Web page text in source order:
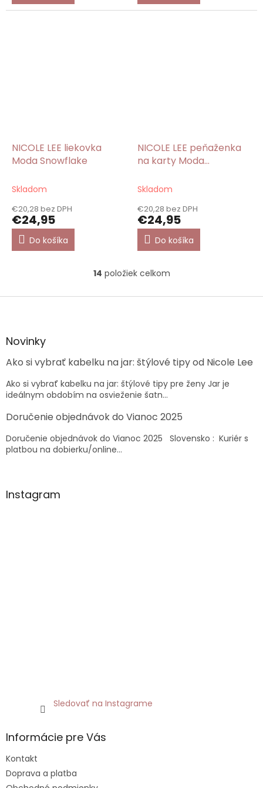
NICOLE LEE liekovka
Moda Snowflake
Skladom
€20,28 bez DPH
€24,95
Do košíka
NICOLE LEE peňaženka
na karty Moda
Skladom
€20,28 bez DPH
€24,95
Do košíka
O
l
e
p
r
v
k
y
v
ý
14 položiek celkom
Z
äNovinky
Ako si vybrať kabelku na jar: štýlové tipy od Nicole Lee
Ako si vybrať kabelku na jar: štýlové tipy pre ženy Jar je
ideálnym obdobím na osvieženie šatn...
Doručenie objednávok do Vianoc 2025
Doručenie objednávok do Vianoc 2025 Slovensko : Kuriér s
platbou na dobierku/online...
Instagram
Sledovať na Instagrame
Informácie pre Vás
Kontakt
Doprava a platba